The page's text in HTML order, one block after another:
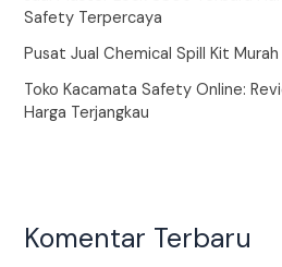
Safety Terpercaya
Pusat Jual Chemical Spill Kit
Toko Kacamata Safety Online:
Harga Terjangkau
Komentar Terbaru